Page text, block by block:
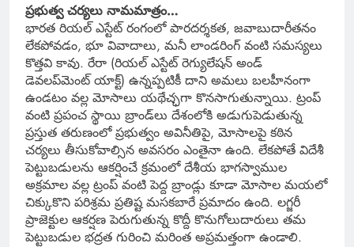
ప్రభుత్వ చర్యలు నామమాత్రం…
భారత రియల్ ఎస్టేట్ రంగంలో పారదర్శకత, జవాబుదారీతనం
లేకపోవడం, భూ వివాదాలు, మనీ లాండరింగ్ వంటి సమస్యలు
కొత్తవి కావు. రేరా (రియల్ ఎస్టేట్ రెగ్యులేషన్ అండ్
డెవలప్‌మెంట్ యాక్ట్) ఉన్నప్పటికీ దాని అమలు బలహీనంగా
ఉండటం వల్ల మోసాలు యథేచ్ఛగా కొనసాగుతున్నాయి. ట్రంప్
వంటి ప్రపంచ స్థాయి బ్రాండ్‌లు దేశంలోకి అడుగుపెడుతున్న
ప్రస్తుత తరుణంలో ప్రభుత్వం అవినీతిపై, మోసాలపై కఠిన
చర్యలు తీసుకోవాల్సిన అవసరం ఎంతైనా ఉంది. లేకపోతే విదేశీ
పెట్టుబడులను ఆకర్షించే క్రమంలో దేశీయ భాగస్వాముల
అక్రమాల వల్ల ట్రంప్ వంటి పెద్ద బ్రాండ్లు కూడా మోసాల మయలో
చిక్కుకొని పరిశ్రమ ప్రతిష్ట మసకబారే ప్రమాదం ఉంది. లగ్జరీ
ప్రాజెక్టుల ఆకర్షణ పెరుగుతున్న కొద్దీ కొనుగోలుదారులు తమ
పెట్టుబడుల భద్రత గురించి మరింత అప్రమత్తంగా ఉండాలి.